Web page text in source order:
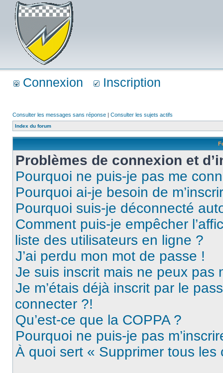
Connexion Inscription
Consulter les messages sans réponse | Consulter les sujets actifs
Index du forum
Problèmes de connexion et
Pourquoi ne puis-je pas me
Pourquoi ai-je besoin de
Pourquoi suis-je déconnecté
Comment puis-je empêcher
liste des utilisateurs en ligne ?
J’ai perdu mon mot de passe !
Je suis inscrit mais ne peux pas
Je m’étais déjà inscrit par le
connecter ?!
Qu’est-ce que la COPPA ?
Pourquoi ne puis-je pas
À quoi sert « Supprimer tous les